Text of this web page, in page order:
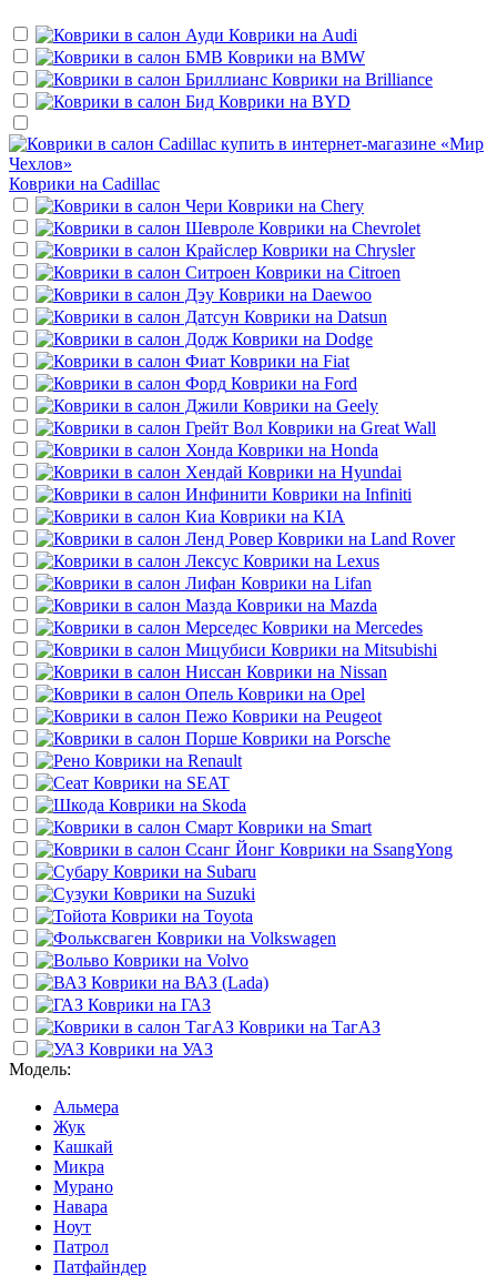
Коврики на Audi
Коврики на BMW
Коврики на Brilliance
Коврики на BYD
Коврики на Cadillac
Коврики на Chery
Коврики на Chevrolet
Коврики на Chrysler
Коврики на Citroen
Коврики на Daewoo
Коврики на Datsun
Коврики на Dodge
Коврики на Fiat
Коврики на Ford
Коврики на Geely
Коврики на Great Wall
Коврики на Honda
Коврики на Hyundai
Коврики на Infiniti
Коврики на KIA
Коврики на Land Rover
Коврики на Lexus
Коврики на Lifan
Коврики на Mazda
Коврики на Mercedes
Коврики на Mitsubishi
Коврики на Nissan
Коврики на Opel
Коврики на Peugeot
Коврики на Porsche
Коврики на Renault
Коврики на SEAT
Коврики на Skoda
Коврики на Smart
Коврики на SsangYong
Коврики на Subaru
Коврики на Suzuki
Коврики на Toyota
Коврики на Volkswagen
Коврики на Volvo
Коврики на ВАЗ (Lada)
Коврики на ГАЗ
Коврики на ТагАЗ
Коврики на УАЗ
Модель:
Альмера
Жук
Кашкай
Микра
Мурано
Навара
Ноут
Патрол
Патфайндер